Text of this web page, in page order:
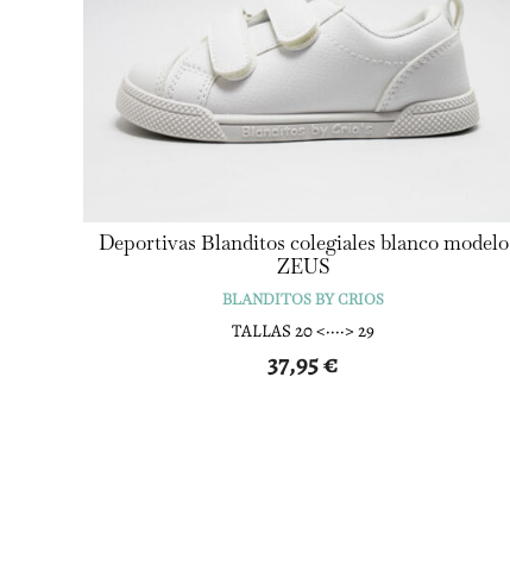
Deportivas Blanditos colegiales blanco modelo
ZEUS
BLANDITOS BY CRIOS
TALLAS 20 <····> 29
37,95€